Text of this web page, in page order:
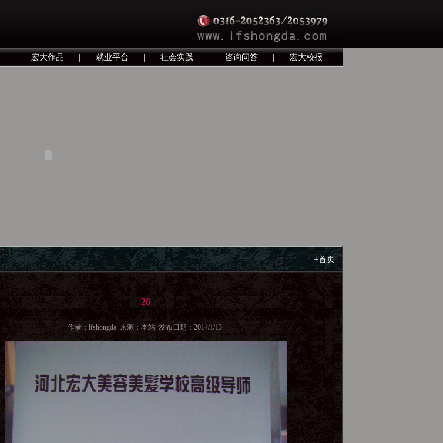
宏大作品 就业平台 社会实践 咨询问答 宏大校报
+首页
26
作者：lfshongda 来源：本站 发布日期：2014/1/13